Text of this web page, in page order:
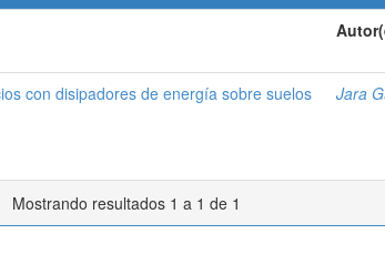
con disipadores de energía sobre suelos
Jara
Mostrando resultados 1 a 1 de 1